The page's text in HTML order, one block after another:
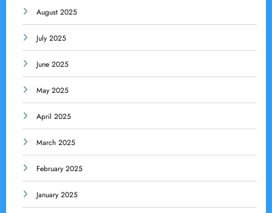
August 2025
July 2025
June 2025
May 2025
April 2025
March 2025
February 2025
January 2025